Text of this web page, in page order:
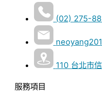
(02) 275-
110 台北市
服務項目